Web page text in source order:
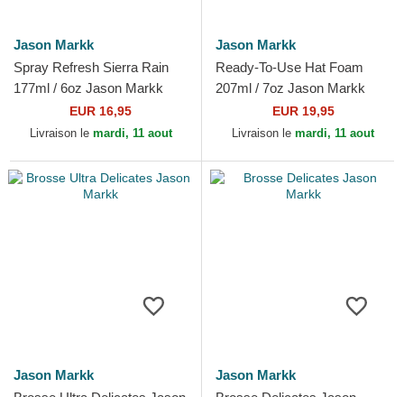
Jason Markk
Spray Refresh Sierra Rain
177ml / 6oz Jason Markk
EUR 16,95
Livraison le mardi, 11 aout
Jason Markk
Ready-To-Use Hat Foam
207ml / 7oz Jason Markk
EUR 19,95
Livraison le mardi, 11 aout
Jason Markk
Jason Markk